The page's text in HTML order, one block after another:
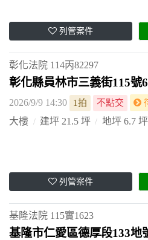
列管案件
彰化法院 114丙82297
彰化縣員林市三義街115號
2026/9/9 14:30 1拍 不點交
大樓 建坪 21.5 坪 地坪 6.7 坪
列管案件
基隆法院 115實1623
基隆市仁愛區德厚段133地